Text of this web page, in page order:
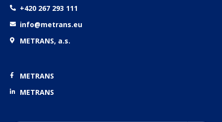
+420 267 293 111
info@metrans.eu
METRANS, a.s.
METRANS
METRANS